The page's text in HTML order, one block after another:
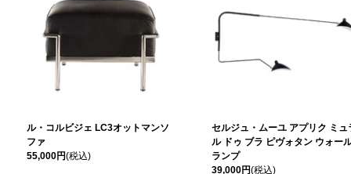
ル・コルビジェ LC3オットマンソ
ファ
55,000円(税込)
セルジュ・ムーユ アプリク ミュ
ル ドゥ ブラ ピヴォタン ウォー
ランプ
39,000円(税込)